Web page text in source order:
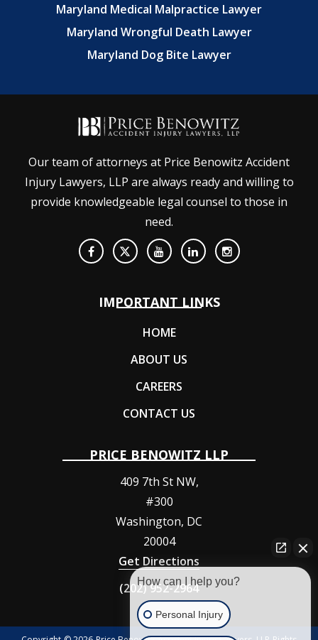
Maryland Medical Malpractice Lawyer
Maryland Wrongful Death Lawyer
Maryland Dog Bite Lawyer
Our team of attorneys at Price Benowitz Accident
Injury Lawyers, LLP are always ready and willing to
provide knowledgeable legal counsel to those in
need.
IMPORTANT LINKS
HOME
ABOUT US
CAREERS
CONTACT US
PRICE BENOWITZ LLP
409 7th St NW,
#300
Washington, DC
20004
Get Directions
(202) 952-2964
How can I help you?
Personal Injury